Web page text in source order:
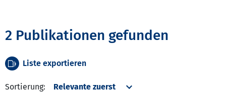
2 Publikationen gefunden
Liste exportieren
Sortierung: